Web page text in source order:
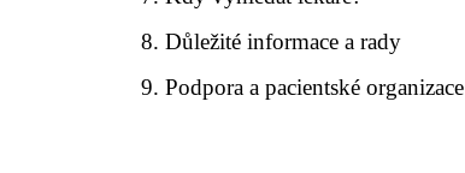
Důležité informace a rady
Podpora a pacientské organizace